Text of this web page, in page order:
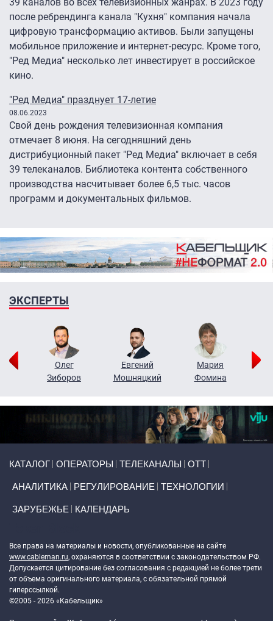
39 каналов во всех телевизионных жанрах. В 2023 году
после ребрендинга канала "Кухня" компания начала
цифровую трансформацию активов. Были запущены
мобильное приложение и интернет-ресурс. Кроме того,
"Ред Медиа" несколько лет инвестирует в российское
кино.
"Ред Медиа" празднует 17-летие
08.06.2023
Свой день рождения телевизионная компания
отмечает 8 июня. На сегодняшний день
дистрибуционный пакет "Ред Медиа" включает в себя
39 телеканалов. Библиотека контента собственного
производства насчитывает более 6,5 тыс. часов
программ и документальных фильмов.
ЭКСПЕРТЫ
Олег
Зиборов
Евгений
Мошняцкий
Мария
Фомина
КАТАЛОГ ОПЕРАТОРЫ ТЕЛЕКАНАЛЫ ОТТ
АНАЛИТИКА РЕГУЛИРОВАНИЕ ТЕХНОЛОГИИ
ЗАРУБЕЖЬЕ КАЛЕНДАРЬ
Все права на материалы и новости, опубликованные на сайте
www.cableman.ru, охраняются в соответствии с законодательством РФ.
Допускается цитирование без согласования с редакцией не более трети
от объема оригинального материала, с обязательной прямой
гиперссылкой.
©2005 - 2026 «Кабельщик»